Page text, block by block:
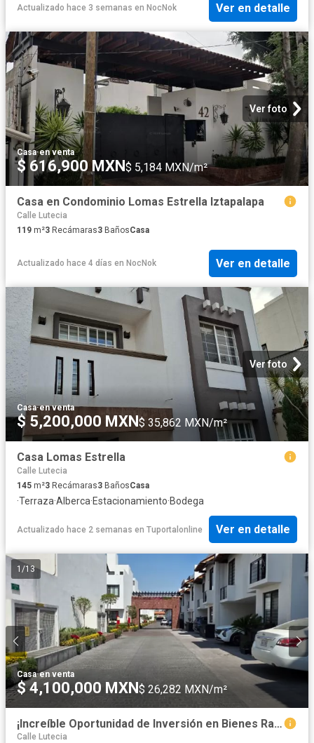
Actualizado hace 3 semanas en NocNok Ver en detalle
Ver foto
Casa·en venta
$ 616,900 MXN $ 5,184 MXN/m²
Casa en Condominio Lomas Estrella Iztapalapa
Calle Lutecia
119 m²3 Recámaras3 BañosCasa
Actualizado hace 4 días en NocNok Ver en detalle
Ver foto
Casa·en venta
$ 5,200,000 MXN$ 35,862 MXN/m²
Casa Lomas Estrella
Calle Lutecia
145 m²3 Recámaras3 BañosCasa
·Terraza·Alberca·Estacionamiento·Bodega
Actualizado hace 2 semanas en Tuportalonline Ver en detalle
1 /13
Casa·en venta
$ 4,100,000 MXN$ 26,282 MXN/m²
¡Increíble Oportunidad de Inversión en Bienes Raíces! ¿Buscas una inversión segura y altamente rentable? Esta es tu oportunidad de adquir.
Calle Lutecia